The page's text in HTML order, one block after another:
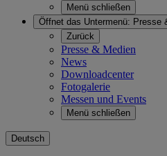
Menü schließen
Öffnet das Untermenü: Presse
Zurück
Presse & Medien
News
Downloadcenter
Fotogalerie
Messen und Events
Menü schließen
Deutsch